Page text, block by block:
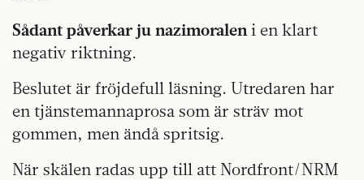
Sådant påverkar ju nazimoralen i en klart
negativ riktning.
Beslutet är fröjdefull läsning. Utredaren har
en tjänstemannaprosa som är sträv mot
gommen, men ändå spritsig.
När skälen radas upp till att Nordfront/NRM